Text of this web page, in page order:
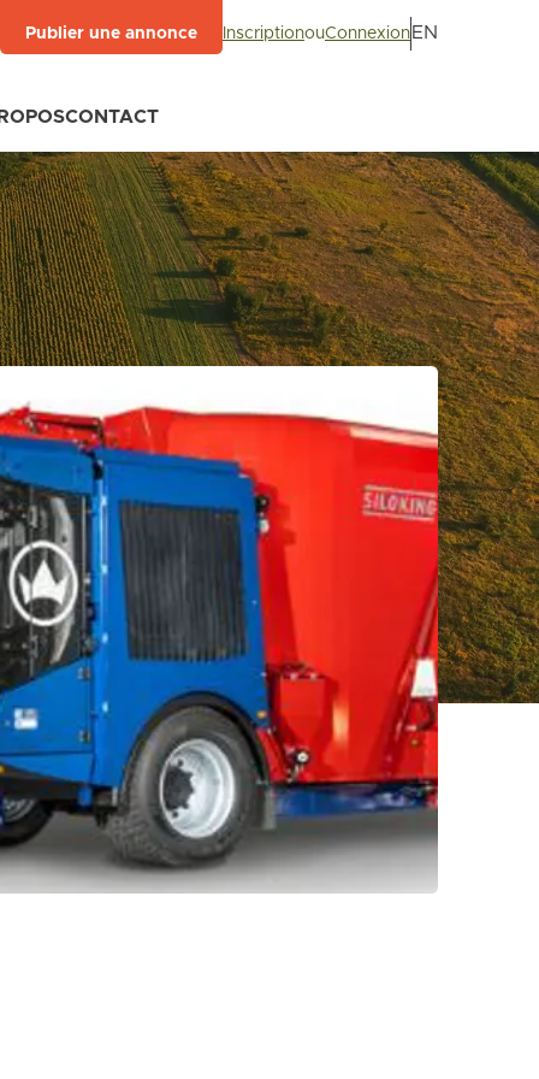
Publier une annonce InscriptionouConnexion EN
CONTACT